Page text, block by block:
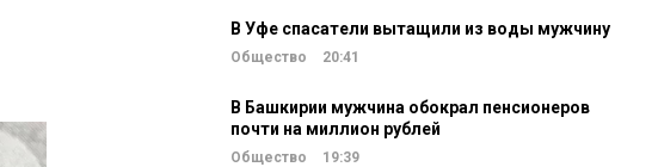
В Уфе спасатели вытащили из воды мужчину
Общество 20:41
В Башкирии мужчина обокрал пенсионеров
почти на миллион рублей
Общество 19:39